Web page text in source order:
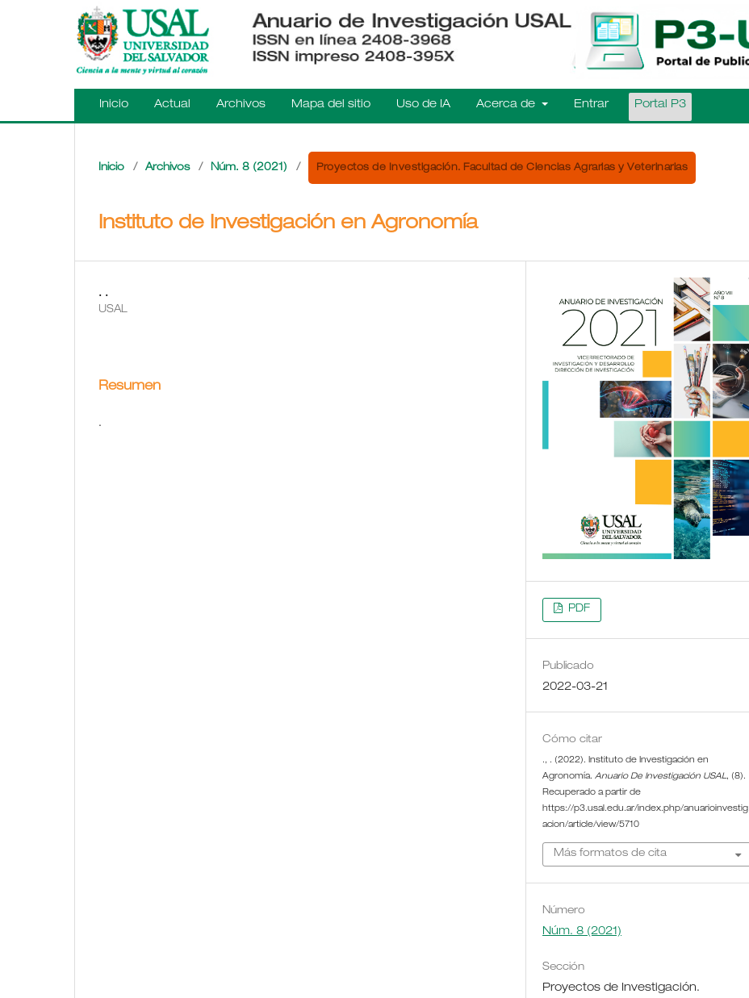
Inicio Actual Archivos Mapa del sitio Uso de IA Acerca de Entrar Portal P3
Inicio / Archivos / Núm. 8 (2021) / Proyectos de Investigación. Facultad de Ciencias Agrarias y Veterinarias
Instituto de Investigación en Agronomía
. .
USAL
Resumen
.
PDF
Publicado
2022-03-21
Cómo citar
., . (2022). Instituto de Investigación en
Agronomía.Anuario De Investigación USAL, (8).
Recuperado a partir de
https://p3.usal.edu.ar/index.php/anuarioinvestig
acion/article/view/5710
Más formatos de cita
Número
Núm. 8 (2021)
Sección
Proyectos de Investigación.